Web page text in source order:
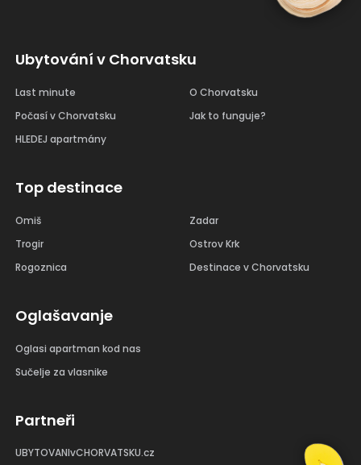
Ubytování v Chorvatsku
Last minute
Počasí v Chorvatsku
HLEDEJ apartmány
O Chorvatsku
Jak to funguje?
Top destinace
Omiš
Trogir
Rogoznica
Zadar
Ostrov Krk
Destinace v Chorvatsku
Oglašavanje
Oglasi apartman kod nas
Sučelje za vlasnike
Partneři
UBYTOVANIvCHORVATSKU.cz